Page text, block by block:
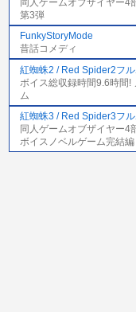
第3弾
FunkyStoryMode
昔話コメディ
紅蜘蛛2 / Red Spider2フ
ボイス総収録時間9.6時間!
ム
紅蜘蛛3 / Red Spider3フ
同人ゲームオブザイヤー4
ボイスノベルゲーム完結編